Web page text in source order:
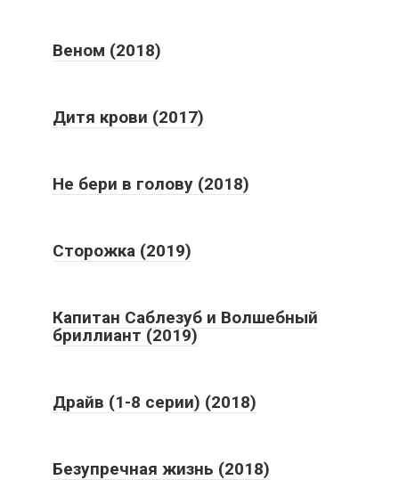
Веном (2018)
Дитя крови (2017)
Не бери в голову (2018)
Сторожка (2019)
Капитан Саблезуб и Волшебный
бриллиант (2019)
Драйв (1-8 серии) (2018)
Безупречная жизнь (2018)